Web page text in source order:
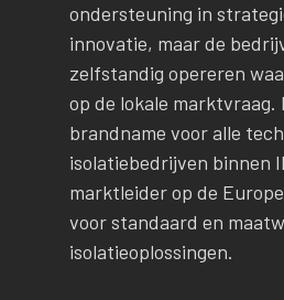
ondersteuning in
innovatie, maar de
zelfstandig opereren
op de lokale marktvraag.
brandname voor alle
isolatiebedrijven binnen
marktleider op de
voor standaard en
isolatieoplossingen.